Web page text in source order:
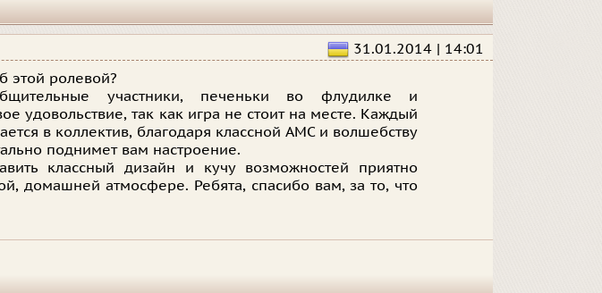
31.01.2014 | 14:01
этой ролевой?
участники, печеньки во флудилке и
удовольствие, так как игра не стоит на месте. Каждый
в коллектив, благодаря классной АМС и волшебству
поднимет вам настроение.
классный дизайн и кучу возможностей приятно
домашней атмосфере. Ребята, спасибо вам, за то, что